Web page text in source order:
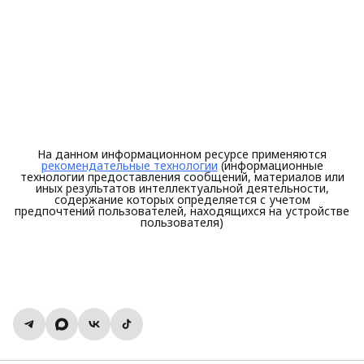
На данном информационном ресурсе применяются
рекомендательные технологии (информационные
технологии предоставления сообщений, материалов или
иных результатов интеллектуальной деятельности,
содержание которых определяется с учетом
предпочтений пользователей, находящихся на устройстве
пользователя)